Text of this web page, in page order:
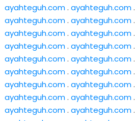
ayahteguh.com. ayahteguh.com.
ayahteguh.com. ayahteguh.com.
ayahteguh.com. ayahteguh.com.
ayahteguh.com. ayahteguh.com.
ayahteguh.com. ayahteguh.com.
ayahteguh.com. ayahteguh.com.
ayahteguh.com. ayahteguh.com.
ayahteguh.com. ayahteguh.com.
ayahteguh.com. ayahteguh.com.